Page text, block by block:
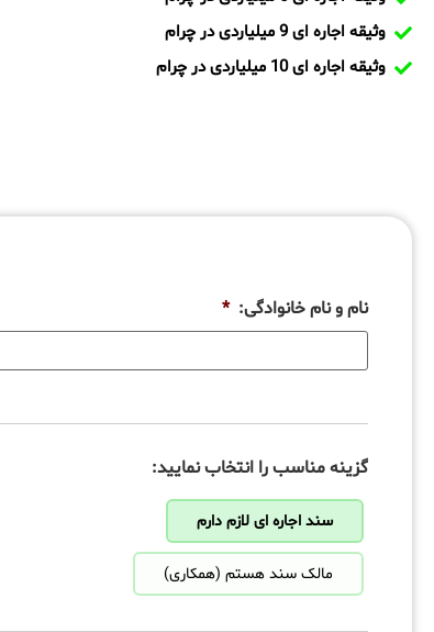
وثیقه اجاره ای 9 میلیاردی در چرام
وثیقه اجاره ای 10 میلیاردی در چرام
نام و نام خانوادگی: *
گزینه مناسب را انتخاب نمایید:
سند اجاره ای لازم دارم
مالک سند هستم (همکاری)